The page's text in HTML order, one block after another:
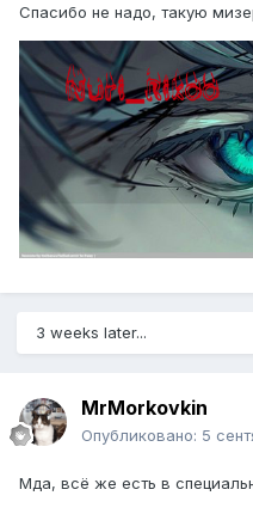
- Бутыль опыта х32.
Бронник 2:
- Наковальня;
- Книга зачарований
- Книга зачарований
- Железный шлем (Защита
- Бутыль опыта х32.
Бейсболист 1:
- Железный шлем (Защита
Бейсболист 2:
- Железный меч
Спасибо не надо, такую
3 weeks later...
MrMorkovkin
Опубликовано: 5
Мда, всё же есть в